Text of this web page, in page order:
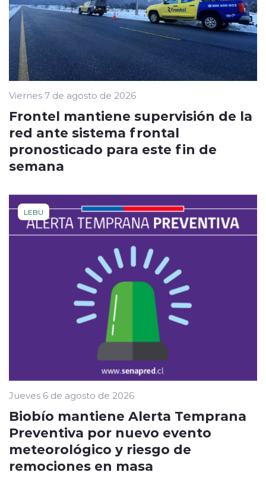
Viernes 7 de agosto de 2026
Frontel mantiene supervisión de la
red ante sistema frontal
pronosticado para este fin de
semana
LEBU
Jueves 6 de agosto de 2026
Biobío mantiene Alerta Temprana
Preventiva por nuevo evento
meteorológico y riesgo de
remociones en masa